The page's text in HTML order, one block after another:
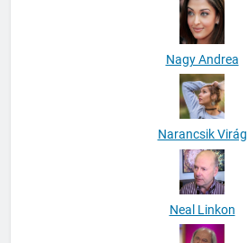
Nagy Andrea
Narancsik Virág
Neal Linkon